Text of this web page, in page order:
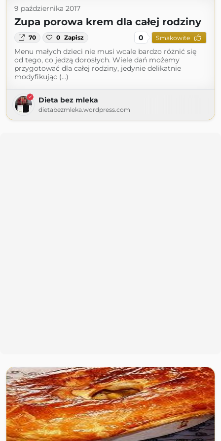
9 października 2017
Zupa porowa krem dla całej rodziny
70 0 Zapisz 0 Smakowite
Menu małych dzieci nie musi wcale bardzo różnić się
od tego, co jedzą dorosłych. Wiele dań możemy
przygotować dla całej rodziny, jedynie delikatnie
modyfikując (...)
Dieta bez mleka
dietabezmleka.wordpress.com